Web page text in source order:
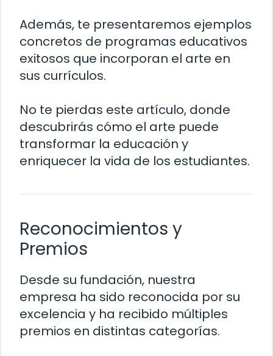
Además, te presentaremos ejemplos
concretos de programas educativos
exitosos que incorporan el arte en
sus currículos.
No te pierdas este artículo, donde
descubrirás cómo el arte puede
transformar la educación y
enriquecer la vida de los estudiantes.
Reconocimientos y
Premios
Desde su fundación, nuestra
empresa ha sido reconocida por su
excelencia y ha recibido múltiples
premios en distintas categorías.